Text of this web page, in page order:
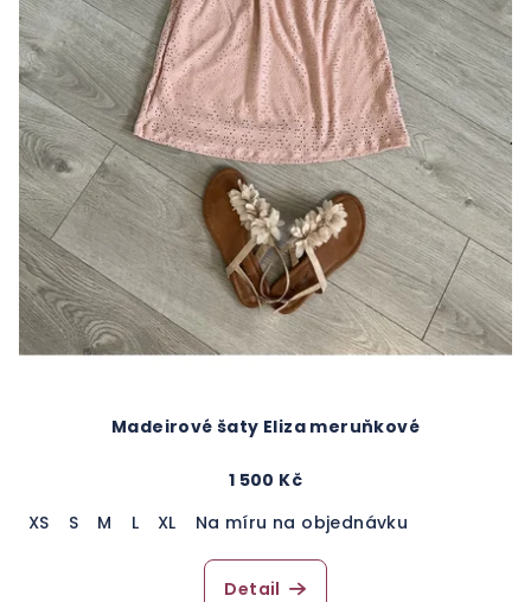
Madeirové šaty Eliza meruňkové
1 500 Kč
XS
S M L XL Na míru na objednávku
Detail